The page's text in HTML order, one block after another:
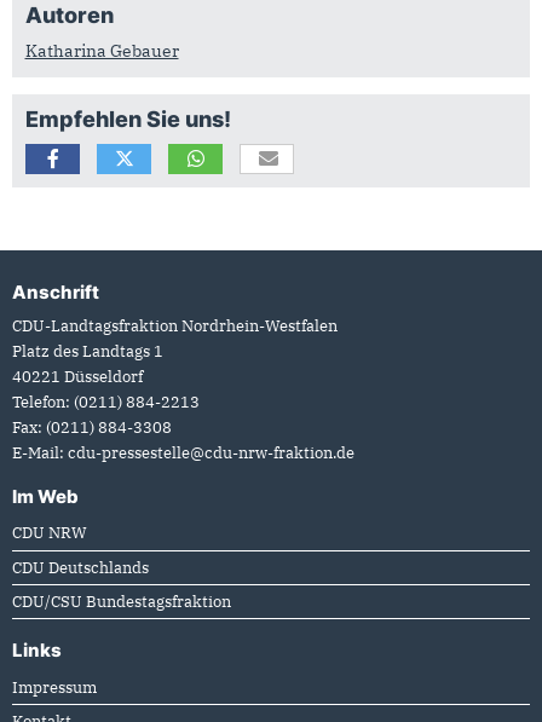
Autoren
Katharina Gebauer
Empfehlen Sie uns!
Fußbereich
Anschrift
CDU-Landtagsfraktion Nordrhein-Westfalen
Platz des Landtags 1
40221 Düsseldorf
Telefon: (0211) 884-2213
Fax: (0211) 884-3308
E-Mail: cdu-pressestelle@cdu-nrw-fraktion.de
Im Web
CDU NRW
CDU Deutschlands
CDU/CSU Bundestagsfraktion
Links
Impressum